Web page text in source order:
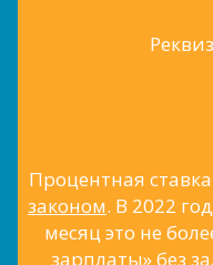
Процентная
законом. В 2022
месяц это не
зарплаты» без